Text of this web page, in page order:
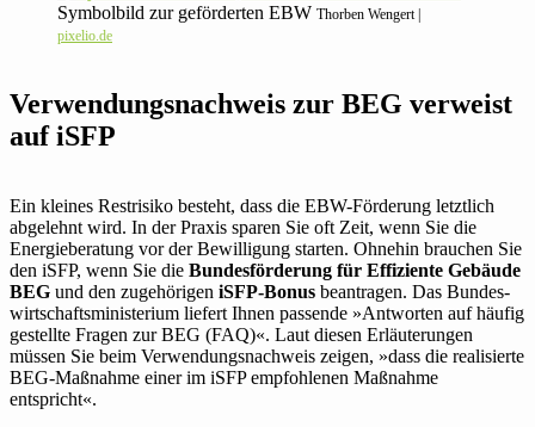
Sym­bol­bild zur geför­derten EBW Thorben Wengert |
pixelio.de
Ver­wen­dungs­nach­weis zur BEG ver­weist
auf iSFP
Ein kleines Rest­ri­siko besteht, dass die EBW-För­de­rung letzt­lich
abge­lehnt wird. In der Praxis sparen Sie oft Zeit, wenn Sie die
Energie­beratung vor der Bewil­li­gung starten. Ohnehin brau­chen Sie
den iSFP, wenn Sie die Bun­des­för­de­rung für Effi­zi­ente Gebäude
BEG und den zuge­hö­rigen iSFP-Bonus bean­tragen. Das Bun­des­
wirt­schafts­mi­nis­te­rium liefert Ihnen pas­sende »Ant­worten auf häufig
gestellte Fragen zur BEG (FAQ)«. Laut diesen Erläu­te­rungen
müssen Sie beim Ver­wen­dungs­nach­weis zeigen, »dass die rea­li­sierte
BEG-Maß­nahme einer im iSFP emp­foh­lenen Maß­nahme
entspricht«.